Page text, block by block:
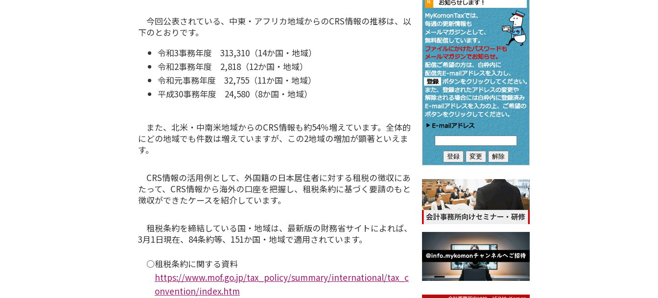
今回公表されている、中東・アフリカ地域からのCRS情報の推移は、以
下のとおりです。
令和3事務年度 313,310（14か国・地域）
令和2事務年度 2,818（12か国・地域）
令和元事務年度 32,755（11か国・地域）
平成30事務年度 24,580（8か国・地域）
また、北米・中南米地域からのCRS情報も約54％増えています。全体的
にどの地域でも件数は増えていますが、この2地域の増加が顕著といえま
す。
CRS情報の活用例として、外国籍の日本居住者に対する租税の徴収にあ
たって、CRS情報から海外の口座を把握し、租税条約に基づく要請のもと
徴収ができたケースを紹介しています。
租税条約を締結している国・地域は、最新版の財務省サイトによれば、
3月1日現在、84条約等、151か国・地域で適用されています。
○租税条約に関する資料
https://www.mof.go.jp/tax_policy/summary/international/tax_c
onvention/index.htm